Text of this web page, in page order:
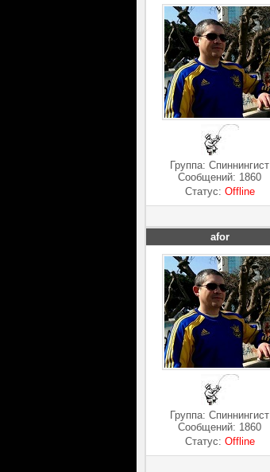
Группа: Спиннингист
Сообщений: 1860
Статус: Offline
afor
Группа: Спиннингист
Сообщений: 1860
Статус: Offline